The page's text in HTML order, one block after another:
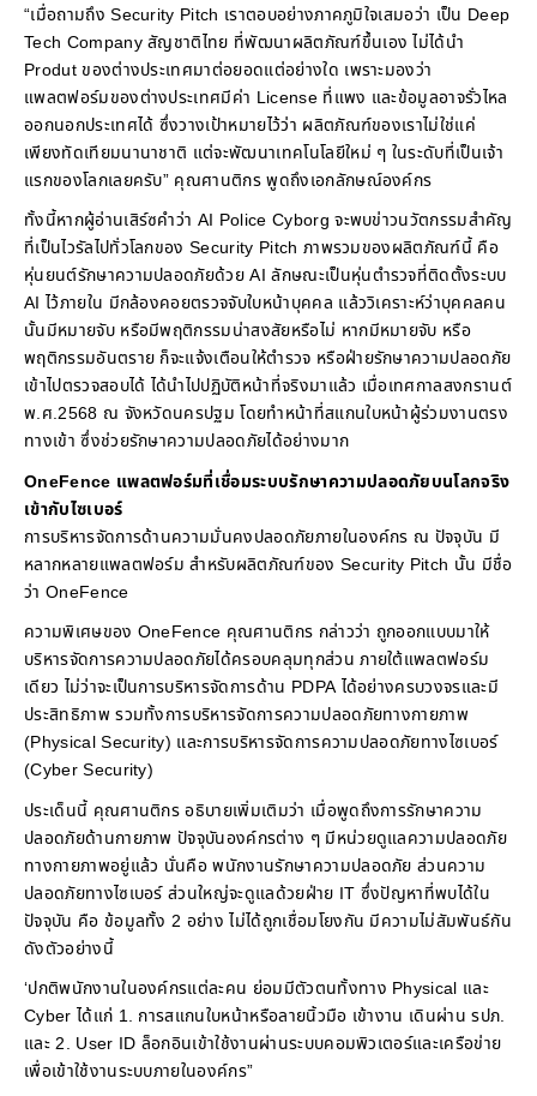
“เมื่อถามถึง Security Pitch เราตอบอย่างภาคภูมิใจเสมอว่า เป็น Deep
Tech Company สัญชาติไทย ที่พัฒนาผลิตภัณฑ์ขึ้นเอง ไม่ได้นำ
Produt ของต่างประเทศมาต่อยอดแต่อย่างใด เพราะมองว่า
แพลตฟอร์มของต่างประเทศมีค่า License ที่แพง และข้อมูลอาจรั่วไหล
ออกนอกประเทศได้ ซึ่งวางเป้าหมายไว้ว่า ผลิตภัณฑ์ของเราไม่ใช่แค่
เพียงทัดเทียมนานาชาติ แต่จะพัฒนาเทคโนโลยีใหม่ ๆ ในระดับที่เป็นเจ้า
แรกของโลกเลยครับ” คุณศานติกร พูดถึงเอกลักษณ์องค์กร
ทั้งนี้หากผู้อ่านเสิร์ซคำว่า AI Police Cyborg จะพบข่าวนวัตกรรมสำคัญ
ที่เป็นไวรัลไปทั่วโลกของ Security Pitch ภาพรวมของผลิตภัณฑ์นี้ คือ
หุ่นยนต์รักษาความปลอดภัยด้วย AI ลักษณะเป็นหุ่นตำรวจที่ติดตั้งระบบ
AI ไว้ภายใน มีกล้องคอยตรวจจับใบหน้าบุคคล แล้ววิเคราะห์ว่าบุคคลคน
นั้นมีหมายจับ หรือมีพฤติกรรมน่าสงสัยหรือไม่ หากมีหมายจับ หรือ
พฤติกรรมอันตราย ก็จะแจ้งเตือนให้ตำรวจ หรือฝ่ายรักษาความปลอดภัย
เข้าไปตรวจสอบได้ ได้นำไปปฏิบัติหน้าที่จริงมาแล้ว เมื่อเทศกาลสงกรานต์
พ.ศ.2568 ณ จังหวัดนครปฐม โดยทำหน้าที่สแกนใบหน้าผู้ร่วมงานตรง
ทางเข้า ซึ่งช่วยรักษาความปลอดภัยได้อย่างมาก
OneFence แพลตฟอร์มที่เชื่อมระบบรักษาความปลอดภัยบนโลกจริง
เข้ากับไซเบอร์
การบริหารจัดการด้านความมั่นคงปลอดภัยภายในองค์กร ณ ปัจจุบัน มี
หลากหลายแพลตฟอร์ม สำหรับผลิตภัณฑ์ของ Security Pitch นั้น มีชื่อ
ว่า OneFence
ความพิเศษของ OneFence คุณศานติกร กล่าวว่า ถูกออกแบบมาให้
บริหารจัดการความปลอดภัยได้ครอบคลุมทุกส่วน ภายใต้แพลตฟอร์ม
เดียว ไม่ว่าจะเป็นการบริหารจัดการด้าน PDPA ได้อย่างครบวงจรและมี
ประสิทธิภาพ รวมทั้งการบริหารจัดการความปลอดภัยทางกายภาพ
(Physical Security) และการบริหารจัดการความปลอดภัยทางไซเบอร์
(Cyber Security)
ประเด็นนี้ คุณศานติกร อธิบายเพิ่มเติมว่า เมื่อพูดถึงการรักษาความ
ปลอดภัยด้านกายภาพ ปัจจุบันองค์กรต่าง ๆ มีหน่วยดูแลความปลอดภัย
ทางกายภาพอยู่แล้ว นั่นคือ พนักงานรักษาความปลอดภัย ส่วนความ
ปลอดภัยทางไซเบอร์ ส่วนใหญ่จะดูแลด้วยฝ่าย IT ซึ่งปัญหาที่พบได้ใน
ปัจจุบัน คือ ข้อมูลทั้ง 2 อย่าง ไม่ได้ถูกเชื่อมโยงกัน มีความไม่สัมพันธ์กัน
ดังตัวอย่างนี้
‘ปกติพนักงานในองค์กรแต่ละคน ย่อมมีตัวตนทั้งทาง Physical และ
Cyber ได้แก่ 1. การสแกนใบหน้าหรือลายนิ้วมือ เข้างาน เดินผ่าน รปภ.
และ 2. User ID ล็อกอินเข้าใช้งานผ่านระบบคอมพิวเตอร์และเครือข่าย
เพื่อเข้าใช้งานระบบภายในองค์กร”